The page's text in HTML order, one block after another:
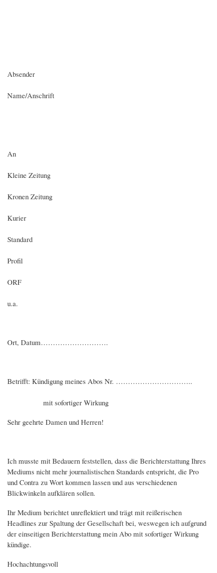
Absender
Name/Anschrift
An
Kleine Zeitung
Kronen Zeitung
Kurier
Standard
Profil
ORF
u.a.
Ort, Datum……………………….
Betrifft: Kündigung meines Abos Nr. …………………………..
mit sofortiger Wirkung
Sehr geehrte Damen und Herren!
Ich musste mit Bedauern feststellen, dass die Berichterstattung Ihres
Mediums nicht mehr journalistischen Standards entspricht, die Pro
und Contra zu Wort kommen lassen und aus verschiedenen
Blickwinkeln aufklären sollen.
Ihr Medium berichtet unreflektiert und trägt mit reißerischen
Headlines zur Spaltung der Gesellschaft bei, weswegen ich aufgrund
der einseitigen Berichterstattung mein Abo mit sofortiger Wirkung
kündige.
Hochachtungsvoll